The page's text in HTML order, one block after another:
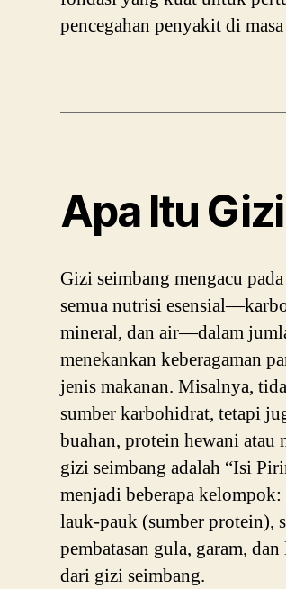
pencegahan penyakit di
Apa Itu
Gizi seimbang mengacu
semua nutrisi
mineral, dan air—dalam
menekankan keberagaman
jenis makanan. Misalnya,
sumber karbohidrat, tetapi
buahan, protein hewani atau
gizi seimbang adalah “Isi
menjadi beberapa
lauk-pauk (sumber protein),
pembatasan gula, garam,
dari gizi seimbang.